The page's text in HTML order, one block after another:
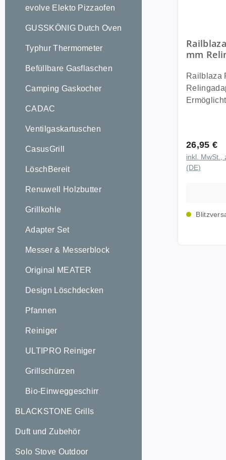
evolve Elekto Pizzaofen
GUSSKÖNIG Dutch Oven
Typhur Thermometer
Befüllbare Gasflaschen
Camping Gaskocher
CADAC
Ventilgaskartuschen
CasusGrill
LöschBereit
Renuwell Holzbutter
Grillkohle
Adapter Set
Messer & Messerblock
Original MEATER
Design Löschdecken
Pfannen
Reiniger
ULTIPRO Reiniger
Grillschürzen
Bio-Einweggeschirr
BLACKSTONE Grills
Duft und Zubehör
Solo Stove Outdoor
mm
Railblaza
Railblaza
Die
Railblaza
26,95 €
inkl. MwSt.,
(DE)